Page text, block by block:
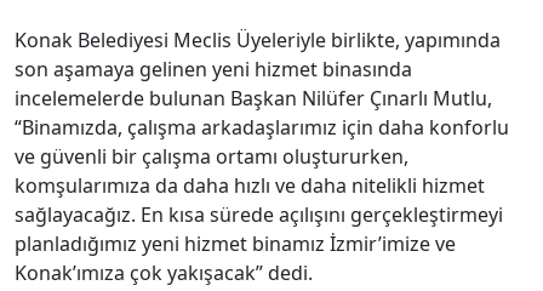
Mimarisiyle takdir toplayan bina, belediye birimlerinin
yanı sıra meclis ve sergi salonuna da ev sahipliği
yapacak.
“İzmir’imize ve Konak’ımıza çok yakışacak”
Başkan Nilüfer Çınarlı Mutlu, yeni hizmet binası
yapımında projeye sadık kaldıklarını, binanın kişiye ve
makama özel değil kamu kurumuna yakışır şekilde